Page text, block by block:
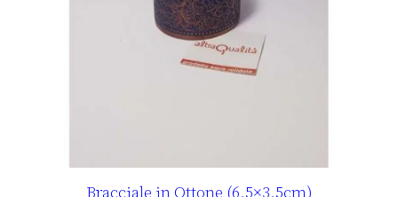
Bracciale in Ottone (6.5×3.5cm)